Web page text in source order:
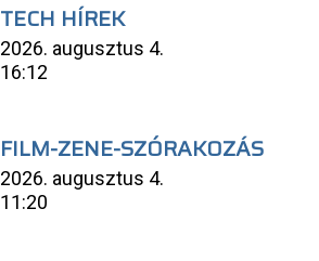
TECH HÍREK
2026. augusztus 4.
16:12
FILM-ZENE-SZÓRAKOZÁS
2026. augusztus 4.
11:20